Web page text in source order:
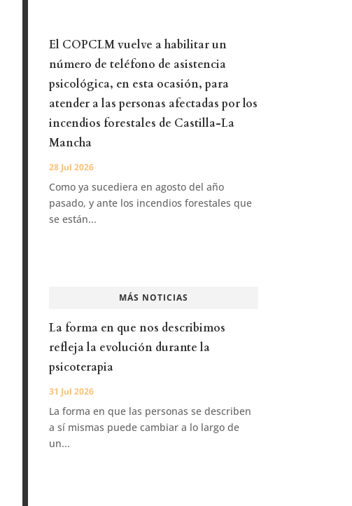
El COPCLM vuelve a habilitar un
número de teléfono de asistencia
psicológica, en esta ocasión, para
atender a las personas afectadas por los
incendios forestales de Castilla-La
Mancha
28 Jul 2026
Como ya sucediera en agosto del año
pasado, y ante los incendios forestales que
se están...
MÁS NOTICIAS
La forma en que nos describimos
refleja la evolución durante la
psicoterapia
31 Jul 2026
La forma en que las personas se describen
a sí mismas puede cambiar a lo largo de
un...